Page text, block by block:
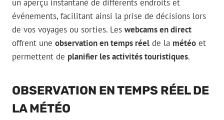
un aperçu instantané de différents endroits et
événements, facilitant ainsi la prise de décisions lors
de vos voyages ou sorties. Les webcams en direct
offrent une observation en temps réel de la météo et
permettent de planifier les activités touristiques.
OBSERVATION EN TEMPS RÉEL DE
LA MÉTÉO